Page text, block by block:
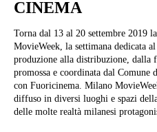
CINEMA
Torna dal 13 al 20 settembre 2019
MovieWeek, la settimana dedicata
produzione alla distribuzione, dalla
promossa e coordinata dal
con Fuoricinema. Milano MovieWeek è un palinsesto di eventi
diffuso in diversi luoghi e spazi
delle molte realtà milanesi